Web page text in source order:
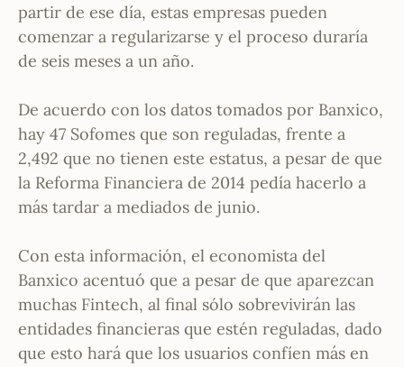
partir de ese día, estas empresas pueden
comenzar a regularizarse y el proceso duraría
de seis meses a un año.
De acuerdo con los datos tomados por Banxico,
hay 47 Sofomes que son reguladas, frente a
2,492 que no tienen este estatus, a pesar de que
la Reforma Financiera de 2014 pedía hacerlo a
más tardar a mediados de junio.
Con esta información, el economista del
Banxico acentuó que a pesar de que aparezcan
muchas Fintech, al final sólo sobrevivirán las
entidades financieras que estén reguladas, dado
que esto hará que los usuarios confíen más en